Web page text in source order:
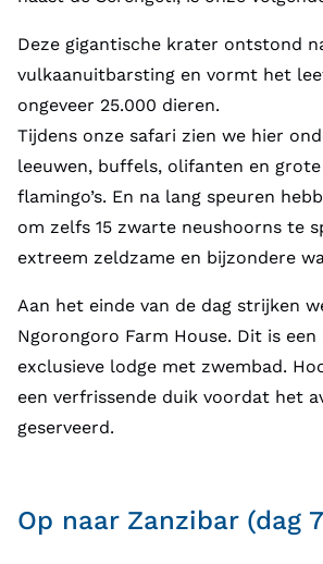
Deze gigantische krater ontstond
vulkaanuitbarsting en vormt het
ongeveer 25.000 dieren.
Tijdens onze safari zien we hier
leeuwen, buffels, olifanten en
flamingo’s. En na lang speuren
om zelfs 15 zwarte neushoorns te
extreem zeldzame en bijzondere
Aan het einde van de dag strijken
Ngorongoro Farm House. Dit is een
exclusieve lodge met zwembad.
een verfrissende duik voordat het
geserveerd.
Op naar Zanzibar (dag